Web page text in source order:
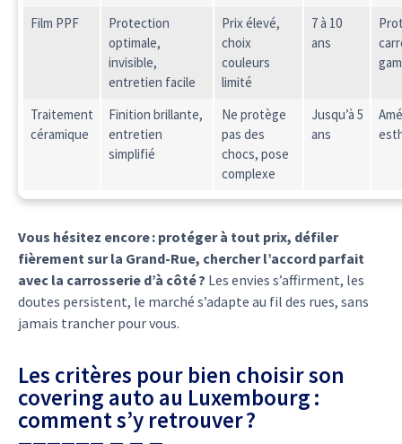
Film PPF
Protection
optimale,
invisible,
entretien facile
Prix élevé,
choix
couleurs
limité
7 à 10
ans
Traitement
céramique
Finition brillante,
entretien
simplifié
Ne protège
pas des
chocs, pose
complexe
Jusqu’à 5
ans
Vous hésitez encore : protéger à tout prix, défiler
fièrement sur la Grand-Rue, chercher l’accord parfait
avec la carrosserie d’à côté ? Les envies s’affirment, les
doutes persistent, le marché s’adapte au fil des rues, sans
jamais trancher pour vous.
Les critères pour bien choisir son
covering auto au Luxembourg :
comment s’y retrouver ?